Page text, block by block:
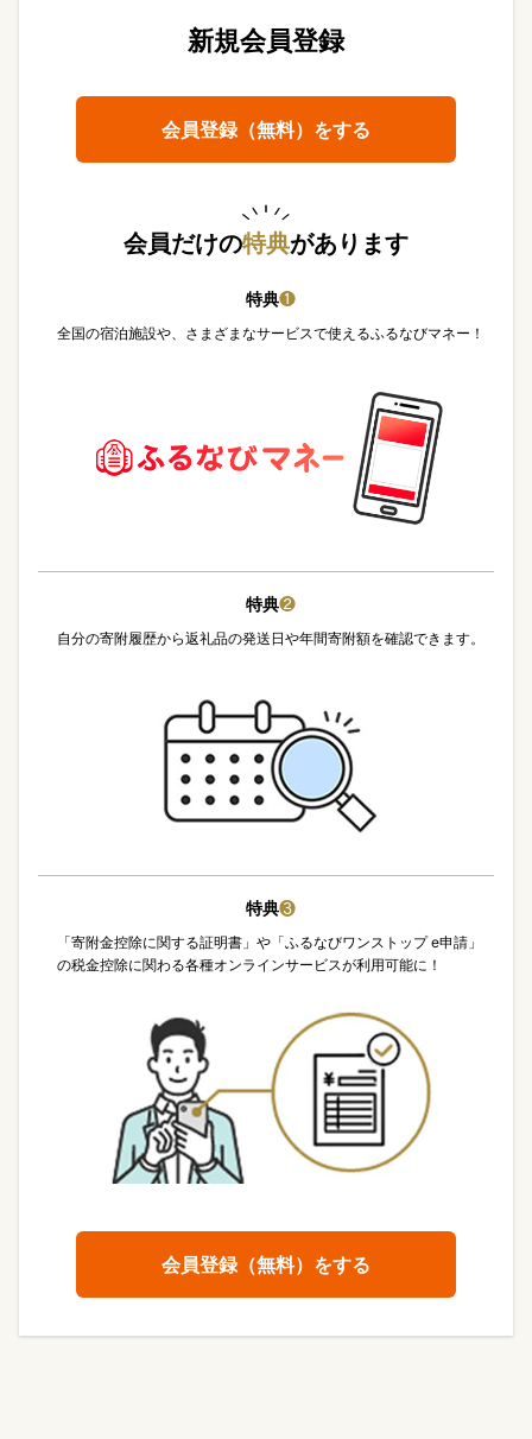
新規会員登録
会員登録（無料）をする
会員だけの特典があります
特典❶
全国の宿泊施設や、さまざまなサービスで使えるふるなびマネー！
特典❷
自分の寄附履歴から返礼品の発送日や年間寄附額を確認できます。
特典❸
「寄附金控除に関する証明書」や「ふるなびワンストップ e申請」
の税金控除に関わる各種オンラインサービスが利用可能に！
会員登録（無料）をする